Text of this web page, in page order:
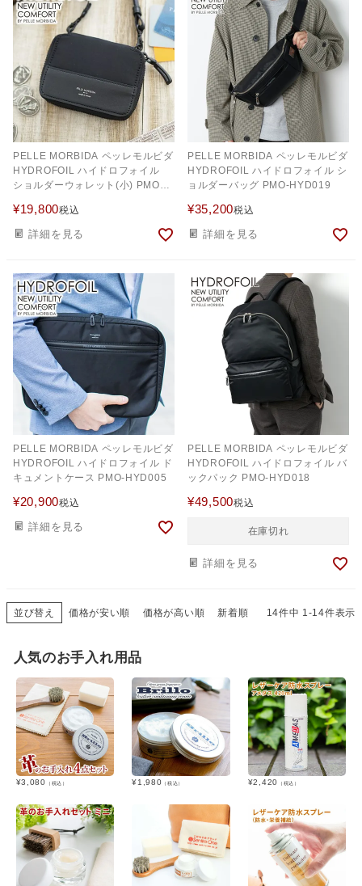
PELLE MORBIDA ペッレモルビダ
HYDROFOIL ハイドロフォイル
ショルダーウォレット(小) PMO-
¥19,800税込
詳細を見る
PELLE MORBIDA ペッレモルビダ
HYDROFOIL ハイドロフォイル シ
ョルダーバッグ PMO-HYD019
¥35,200税込
詳細を見る
PELLE MORBIDA ペッレモルビダ
HYDROFOIL ハイドロフォイル ド
キュメントケース PMO-HYD005
¥20,900税込
詳細を見る
PELLE MORBIDA ペッレモルビダ
HYDROFOIL ハイドロフォイル バ
ックパック PMO-HYD018
¥49,500税込
在庫切れ
詳細を見る
並び替え 価格が安い順 価格が高い順 新着順 14件中 1-14件表示
人気のお手入れ用品
¥3,080 （税込） ¥1,980 （税込） ¥2,420 （税込）